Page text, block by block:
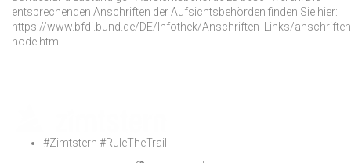
entsprechenden Anschriften der Aufsichtsbehörden finden Sie hier:
https://www.bfdi.bund.de/DE/Infothek/Anschriften_Links/
node.html
#Zimtstern #RuleTheTrail